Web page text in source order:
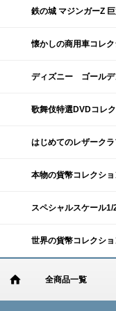
鉄の城 マジンガーZ
懐かしの商用車コレ
ディズニー ゴールデ
歌舞伎特選DVDコレ
はじめてのレザーク
本物の貨幣コレクシ
スペシャルスケール
世界の貨幣コレクシ
全商品一覧